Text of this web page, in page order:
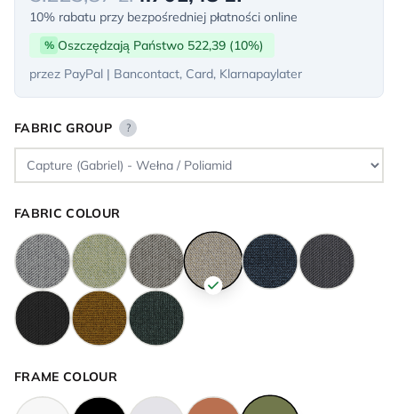
10% rabatu przy bezpośredniej płatności online
% Oszczędzają Państwo 522,39 (10%)
przez PayPal | Bancontact, Card, Klarnapaylater
FABRIC GROUP ?
FABRIC COLOUR
FRAME COLOUR